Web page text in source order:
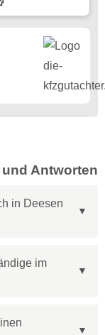
Antworten
in Deesen
im